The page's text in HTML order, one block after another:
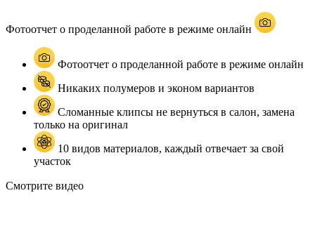
Фотоотчет о проделанной работе в режиме онлайн
Фотоотчет о проделанной работе в режиме онлайн
Никаких полумеров и эконом вариантов
Сломанные клипсы не вернуться в салон, замена
только на оригинал
10 видов материалов, каждый отвечает за свой
участок
Смотрите видео